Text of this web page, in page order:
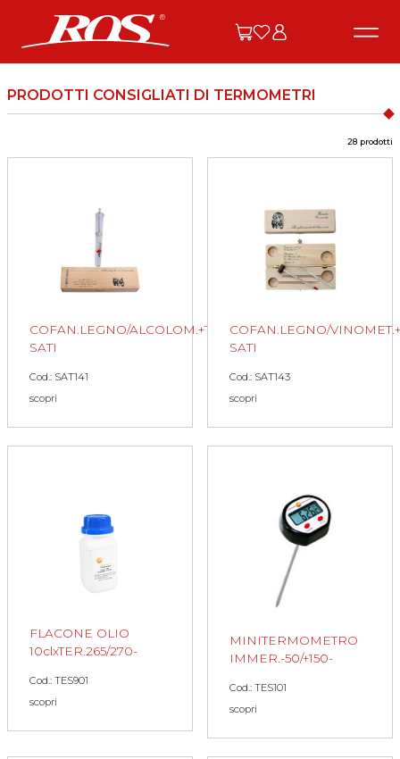
PRODOTTI CONSIGLIATI DI TERMOMETRI
28 prodotti
COFAN.LEGNO/ALCOLOM.+TERM.
SATI
Cod.: SAT141
scopri
COFAN.LEGNO/
SATI
Cod.: SAT143
scopri
FLACONE OLIO
10clxTER.265/270-
Cod.: TES901
scopri
MINITERMOMETRO
IMMER.-50/+150-
Cod.: TES101
scopri